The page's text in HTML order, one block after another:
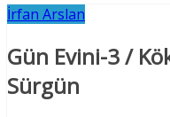
İrfan Arslan
Gün Evini-3 /
Sürgün